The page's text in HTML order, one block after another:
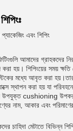
এবং শিপিং
আমাদের গ্রাহকদের
হয়। শিপিংয়ের সময়
মধ্যে আবৃত করা
স্থাপন করা হয় যা
উপযুক্ত cushioning
নাম, আকার এবং
চাহিদা মেটাতে বিভিন্ন